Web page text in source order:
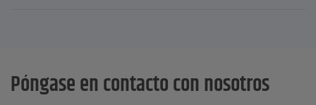
Póngase en contacto con nosotros